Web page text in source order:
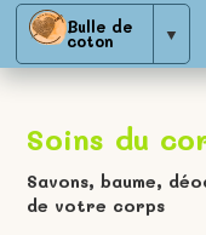
Bulle de
coton ▼
Soins du
Savons, baume,
de votre corps